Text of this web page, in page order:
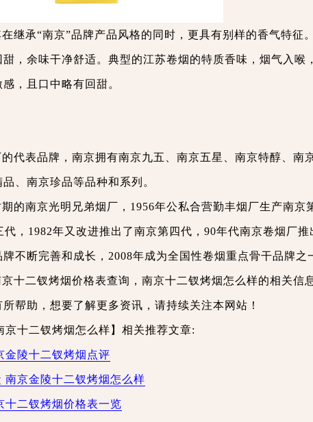
继承“南京”品牌产品风格的同时，更具有别样的香气特征
，余味干净舒适。典型的江苏卷烟的特质香味，烟气入喉
，且口中略有回甜。
代表品牌，南京拥有南京九五、南京五星、南京特醇、南
、南京珍品等品种和系列。
的南京光明兄弟烟厂，1956年公私合营勤丰烟厂生产南京
，1982年又改进推出了南京第四代，90年代南京卷烟厂推
不断完善和成长，2008年成为全国性卷烟重点骨干品牌之
十二钗烤烟价格表查询，南京十二钗烤烟怎么样的相关信
帮助，想要了解更多资讯，请持续关注本网站！
京十二钗烤烟怎么样】相关推荐文章:
金陵十二钗烤烟点评
京金陵十二钗烤烟怎么样
十二钗烤烟价格表一览